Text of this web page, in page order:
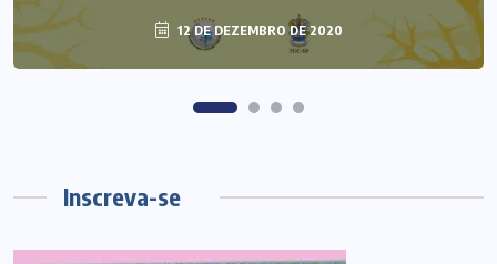
12 DE DEZEMBRO DE 2020
6 DE AGOSTO DE 2026
Inscreva-se